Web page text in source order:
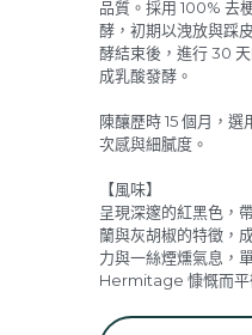
品質。採用 100% 去
酵，初期以洩放與踩
酵結束後，進行 30
成乳酸發酵。
陳釀歷時 15 個月，
次感與細膩度。
【風味】
呈現深邃的紅黑色，
蘭與灰胡椒的特徵，
力與一絲煙燻氣息，
Hermitage 慷慨而平